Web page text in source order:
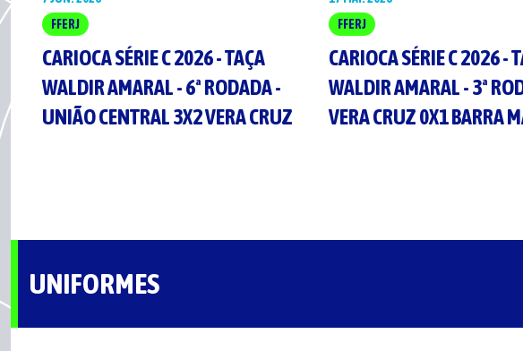
FFERJ
CARIOCA SÉRIE C 2026 - TAÇA
WALDIR AMARAL - 6ª RODADA -
UNIÃO CENTRAL 3X2 VERA CRUZ
FFERJ
CARIOCA SÉRIE C 2026 -
WALDIR AMARAL - 3ª
VERA CRUZ 0X1 BARRA
UNIFORMES